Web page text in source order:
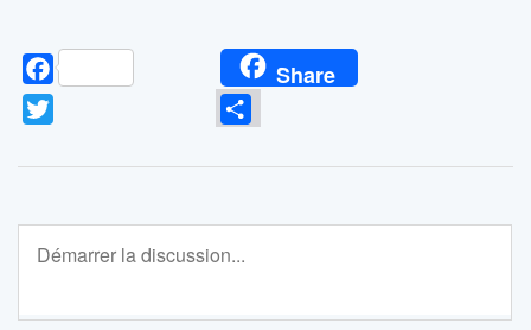
Facebook Share